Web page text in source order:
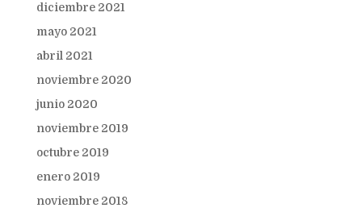
diciembre 2021
mayo 2021
abril 2021
noviembre 2020
junio 2020
noviembre 2019
octubre 2019
enero 2019
noviembre 2018